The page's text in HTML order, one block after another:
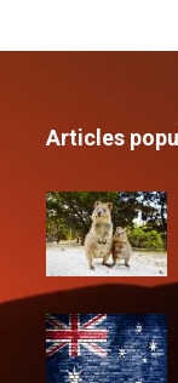
Articles